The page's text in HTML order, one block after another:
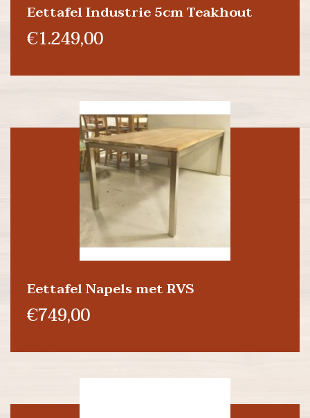
Eettafel Industrie 5cm Teakhout
€1.249,00
Eettafel Napels met RVS
€749,00